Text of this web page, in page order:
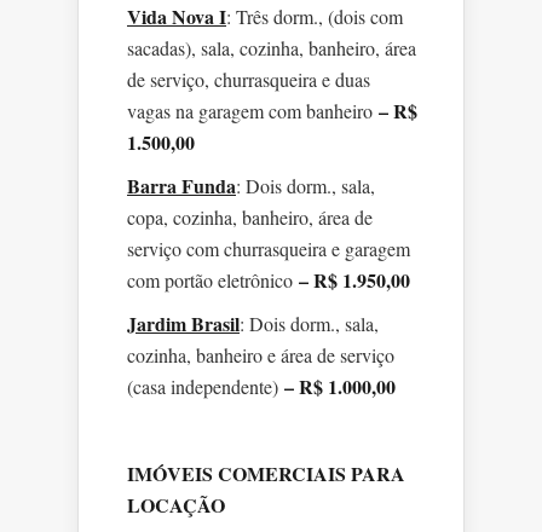
Vida Nova I: Três dorm., (dois com
sacadas), sala, cozinha, banheiro, área
de serviço, churrasqueira e duas
vagas na garagem com banheiro – R$
1.500,00
Barra Funda: Dois dorm., sala,
copa, cozinha, banheiro, área de
serviço com churrasqueira e garagem
com portão eletrônico – R$ 1.950,00
Jardim Brasil: Dois dorm., sala,
cozinha, banheiro e área de serviço
(casa independente) – R$ 1.000,00
IMÓVEIS COMERCIAIS PARA
LOCAÇÃO